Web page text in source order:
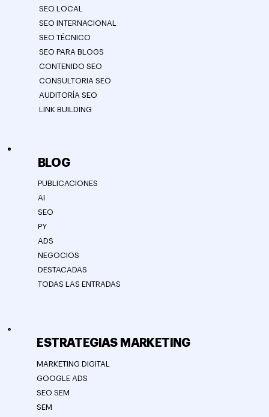
SEO LOCAL
SEO INTERNACIONAL
SEO TÉCNICO
SEO PARA BLOGS
CONTENIDO SEO
CONSULTORIA SEO
AUDITORÍA SEO
LINK BUILDING
ESTRATEGIAS MARKETING
MARKETING DIGITAL
GOOGLE ADS
SEO SEM
SEM
BLOG
PUBLICACIONES
AI
SEO
PY
ADS
NEGOCIOS
DESTACADAS
TODAS LAS ENTRADAS